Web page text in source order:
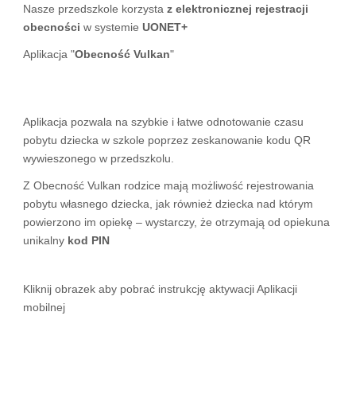
Nasze przedszkole korzystaz elektronicznej rejestracji
obecnościw systemie UONET+
Aplikacja "Obecność Vulkan"
Aplikacja pozwala na szybkie i łatwe odnotowanie czasu
pobytu dziecka w szkole poprzez zeskanowanie kodu QR
wywieszonego w przedszkolu.
Z Obecność Vulkan rodzice mają możliwość rejestrowania
pobytu własnego dziecka, jak również dziecka nad którym
powierzono im opiekę – wystarczy, że otrzymają od opiekuna
unikalny kod PIN
Kliknij obrazek aby pobrać instrukcję aktywacji Aplikacji
mobilnej